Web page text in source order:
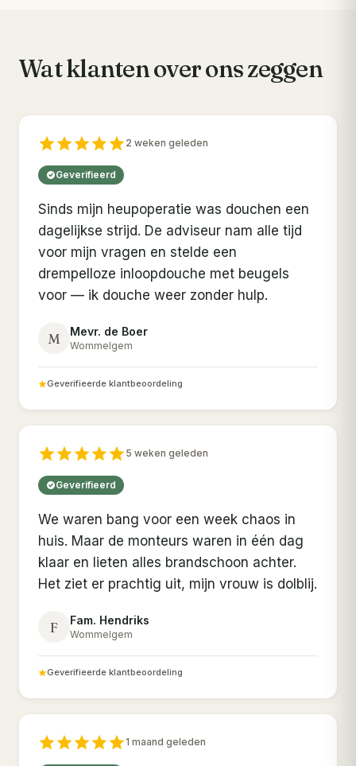
Wat klanten over ons zeggen
2 weken geleden
Geverifieerd
Sinds mijn heupoperatie was douchen een
dagelijkse strijd. De adviseur nam alle tijd
voor mijn vragen en stelde een
drempelloze inloopdouche met beugels
voor — ik douche weer zonder hulp.
M Mevr. de Boer
Wommelgem
Geverifieerde klantbeoordeling
5 weken geleden
Geverifieerd
We waren bang voor een week chaos in
huis. Maar de monteurs waren in één dag
klaar en lieten alles brandschoon achter.
Het ziet er prachtig uit, mijn vrouw is dolblij.
F Fam. Hendriks
Wommelgem
Geverifieerde klantbeoordeling
1 maand geleden